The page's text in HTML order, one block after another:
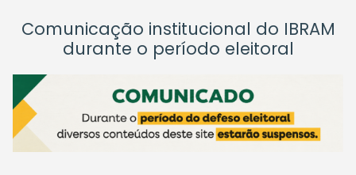
Comunicação institucional do IBRAM
durante o período eleitoral